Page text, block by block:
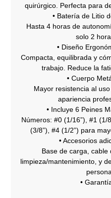
quirúrgico. Perfecta para
• Batería de Litio
Hasta 4 horas de
solo 2
• Diseño
Compacta, equilibrada y
trabajo. Reduce la
• Cuerpo
Mayor resistencia al
apariencia
• Incluye 6 Peines
Números: #0 (1/16”), #1 (1/
(3/8”), #4 (1/2”) para
• Accesorios
Base de carga,
limpieza/mantenimiento, y
•